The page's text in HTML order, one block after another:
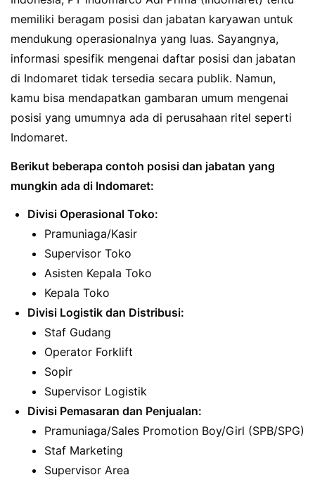
memiliki beragam posisi dan jabatan karyawan untuk
mendukung operasionalnya yang luas. Sayangnya,
informasi spesifik mengenai daftar posisi dan jabatan
di Indomaret tidak tersedia secara publik. Namun,
kamu bisa mendapatkan gambaran umum mengenai
posisi yang umumnya ada di perusahaan ritel seperti
Indomaret.
Berikut beberapa contoh posisi dan jabatan yang
mungkin ada di Indomaret:
Divisi Operasional Toko:
Pramuniaga/Kasir
Supervisor Toko
Asisten Kepala Toko
Kepala Toko
Divisi Logistik dan Distribusi:
Staf Gudang
Operator Forklift
Sopir
Supervisor Logistik
Divisi Pemasaran dan Penjualan:
Pramuniaga/Sales Promotion Boy/Girl (SPB/SPG)
Staf Marketing
Supervisor Area